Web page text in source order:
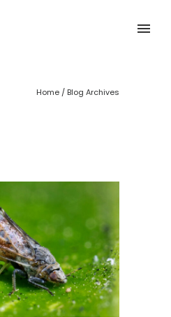
Home / Blog Archives